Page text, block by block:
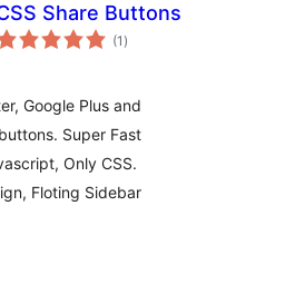
Share Buttons
(1 valoracións
totais
)
Google Plus and
Super Fast
Only CSS.
Floting Sidebar